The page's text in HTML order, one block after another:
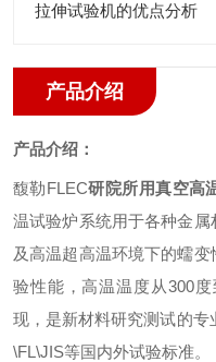
拉伸试验机的优点分析
产品介绍
产品介绍：
馥勒FLEC研院所用真空高
温试验炉系统用于各种金属
及高温超高温环境下的蠕
验性能，高温温度从300度
现，是新材料研究测试的专
\FL\JIS等国内外试验标准。